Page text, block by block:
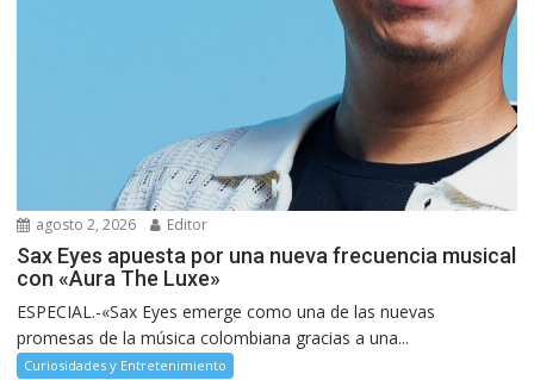
agosto 2, 2026 Editor
Sax Eyes apuesta por una nueva frecuencia musical
con «Aura The Luxe»
ESPECIAL.-«Sax Eyes emerge como una de las nuevas
promesas de la música colombiana gracias a una...
Curiosidades y Entretenimiento